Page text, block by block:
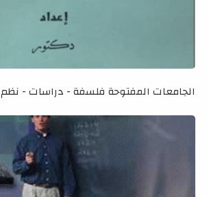
الجامعات المفتوحة فلسفة - دراسات - نظم